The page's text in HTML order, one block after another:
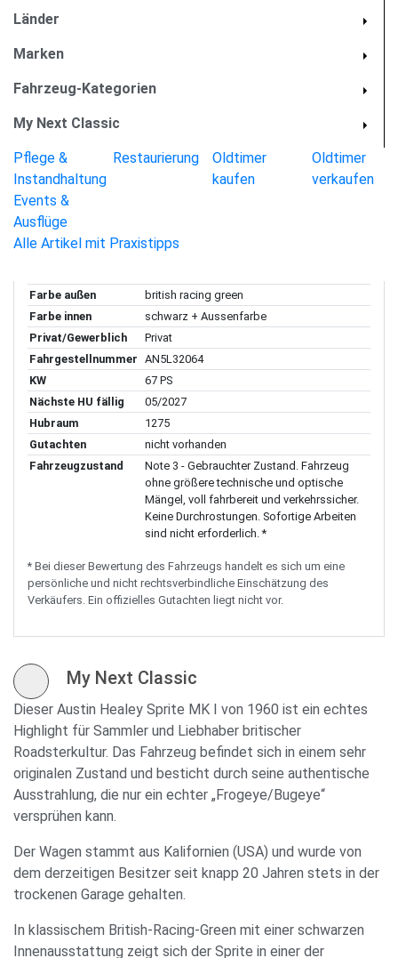
Außen (10)
Innen (6 )
My Next Classic
Dieser Austin Healey Sprite MK I von 1960 ist ein echtes
Highlight für Sammler und Liebhaber britischer
Roadsterkultur. Das Fahrzeug befindet sich in einem sehr
originalen Zustand und besticht durch seine authentische
Ausstrahlung, die nur ein echter „Frogeye/Bugeye“
versprühen kann.
Der Wagen stammt aus Kalifornien (USA) und wurde von
dem derzeitigen Besitzer seit knapp 20 Jahren stets in der
trockenen Garage gehalten.
In klassischem British-Racing-Green mit einer schwarzen
Innenausstattung zeigt sich der Sprite in einer der
Essentials
Baujahr
06/1960
Modell-Bezeichnung
Healey Sprite MKI
Standort
Karosserieform
Anzahl Vorbesitzer
unbekannt (geschätzt 3)
Farbe außen
british racing green
Farbe innen
schwarz + Aussenfarbe
Privat/Gewerblich
Privat
Fahrgestellnummer
AN5L32064
KW
67 PS
Nächste HU fällig
05/2027
Hubraum
1275
Gutachten
nicht vorhanden
Fahrzeugzustand
Note 3 - Gebrauchter Zustand. Fahrzeug
ohne größere technische und optische
Mängel, voll fahrbereit und verkehrssicher.
Keine Durchrostungen. Sofortige Arbeiten
sind nicht erforderlich. *
* Bei dieser Bewertung des Fahrzeugs handelt es sich um eine
persönliche und nicht rechtsverbindliche Einschätzung des
Verkäufers. Ein offizielles Gutachten liegt nicht vor.
Länder
Marken
Fahrzeug-Kategorien
My Next Classic
Pflege &
Instandhaltung
Restaurierung
Oldtimer
kaufen
Oldtimer
verkaufen
Events &
Ausflüge
Alle Artikel mit Praxistipps